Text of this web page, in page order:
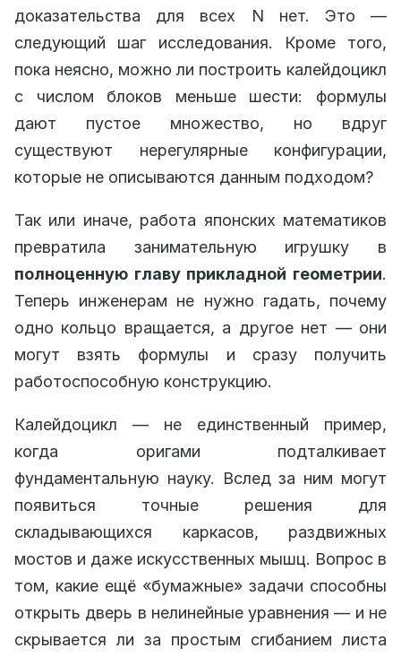
доказательства для всех N нет. Это —
следующий шаг исследования. Кроме того,
пока неясно, можно ли построить калейдоцикл
с числом блоков меньше шести: формулы
дают пустое множество, но вдруг
существуют нерегулярные конфигурации,
которые не описываются данным подходом?
Так или иначе, работа японских математиков
превратила занимательную игрушку в
полноценную главу прикладной геометрии.
Теперь инженерам не нужно гадать, почему
одно кольцо вращается, а другое нет — они
могут взять формулы и сразу получить
работоспособную конструкцию.
Калейдоцикл — не единственный пример,
когда оригами подталкивает
фундаментальную науку. Вслед за ним могут
появиться точные решения для
складывающихся каркасов, раздвижных
мостов и даже искусственных мышц. Вопрос в
том, какие ещё «бумажные» задачи способны
открыть дверь в нелинейные уравнения — и не
скрывается ли за простым сгибанием листа